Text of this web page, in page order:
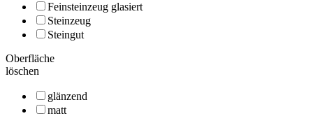
Feinsteinzeug glasiert
Steinzeug
Steingut
Oberfläche
löschen
glänzend
matt